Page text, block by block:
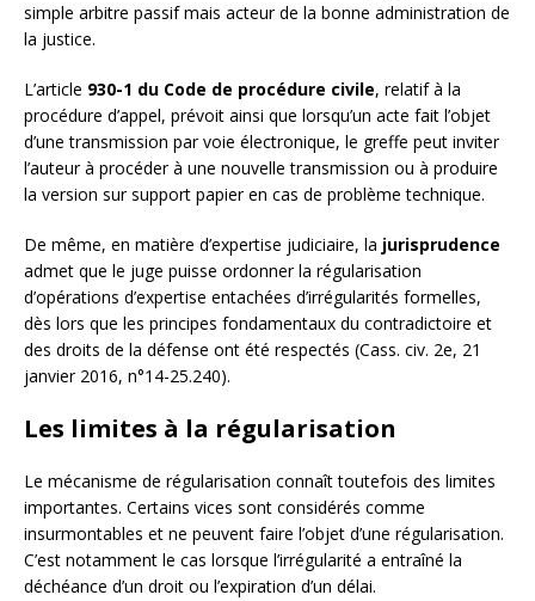
simple arbitre passif mais acteur de la bonne administration de
la justice.
L’article 930-1 du Code de procédure civile, relatif à la
procédure d’appel, prévoit ainsi que lorsqu’un acte fait l’objet
d’une transmission par voie électronique, le greffe peut inviter
l’auteur à procéder à une nouvelle transmission ou à produire
la version sur support papier en cas de problème technique.
De même, en matière d’expertise judiciaire, la jurisprudence
admet que le juge puisse ordonner la régularisation
d’opérations d’expertise entachées d’irrégularités formelles,
dès lors que les principes fondamentaux du contradictoire et
des droits de la défense ont été respectés (Cass. civ. 2e, 21
janvier 2016, n°14-25.240).
Les limites à la régularisation
Le mécanisme de régularisation connaît toutefois des limites
importantes. Certains vices sont considérés comme
insurmontables et ne peuvent faire l’objet d’une régularisation.
C’est notamment le cas lorsque l’irrégularité a entraîné la
déchéance d’un droit ou l’expiration d’un délai.